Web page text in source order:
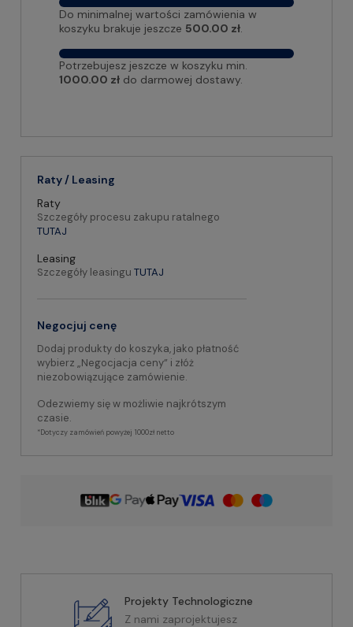
Do minimalnej wartości zamówienia w
koszyku brakuje jeszcze 500.00 zł.
Potrzebujesz jeszcze w koszyku min.
1000.00 zł do darmowej dostawy.
Raty / Leasing
Raty
Szczegóły procesu zakupu ratalnego
TUTAJ
Leasing
Szczegóły leasingu TUTAJ
Negocjuj cenę
Dodaj produkty do koszyka, jako płatność
wybierz „Negocjacja ceny” i złóż
niezobowiązujące zamówienie.
Odezwiemy się w możliwie najkrótszym
czasie.
*Dotyczy zamówień powyżej 1000zł netto
Projekty Technologiczne
Z nami zaprojektujesz